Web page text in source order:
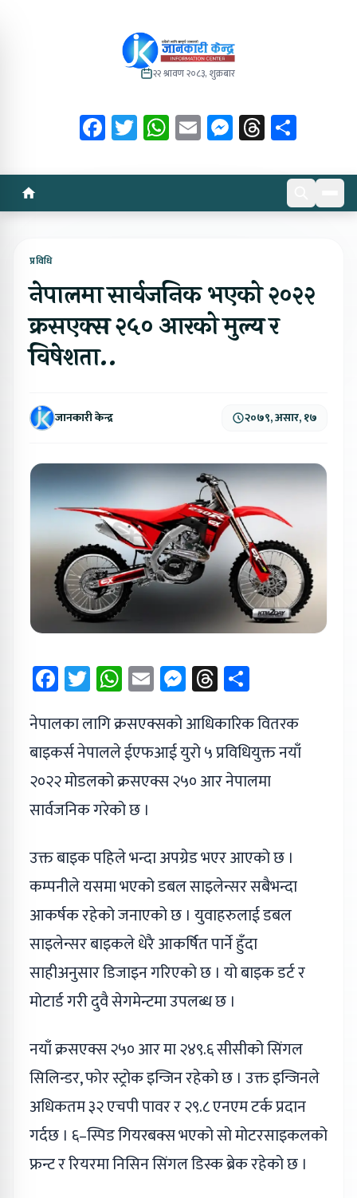
२२ श्रावण २०८३, शुक्रबार
Facebook
Twitter
WhatsApp
EmailMessenger
Threads
प्रविधि
नेपालमा सार्वजनिक भएको २०२२
क्रसएक्स २५० आरको मुल्य र
विषेशता..
जानकारी केन्द्र २०७९, असार, १७
Facebook
Twitter
WhatsApp
EmailMessenger
Threads
नेपालका लागि क्रसएक्सको आधिकारिक वितरक
बाइकर्स नेपालले ईएफआई युरो ५ प्रविधियुक्त नयाँ
२०२२ मोडलको क्रसएक्स २५० आर नेपालमा
सार्वजनिक गरेको छ ।
उक्त बाइक पहिले भन्दा अपग्रेड भएर आएको छ ।
कम्पनीले यसमा भएको डबल साइलेन्सर सबैभन्दा
आकर्षक रहेको जनाएको छ । युवाहरुलाई डबल
साइलेन्सर बाइकले धेरै आकर्षित पार्ने हुँदा
साहीअनुसार डिजाइन गरिएको छ । यो बाइक डर्ट र
मोटार्ड गरी दुवै सेगमेन्टमा उपलब्ध छ ।
नयाँ क्रसएक्स २५० आर मा २४९.६ सीसीको सिंगल
सिलिन्डर, फोर स्ट्रोक इन्जिन रहेको छ । उक्त इन्जिनले
अधिकतम ३२ एचपी पावर र २९.८ एनएम टर्क प्रदान
गर्दछ । ६–स्पिड गियरबक्स भएको सो मोटरसाइकलको
फ्रन्ट र रियरमा निसिन सिंगल डिस्क ब्रेक रहेको छ ।